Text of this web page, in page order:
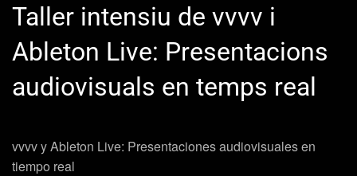
Taller intensiu de vvvv i
Ableton Live: Presentacions
audiovisuals en temps real
vvvv y Ableton Live: Presentaciones audiovisuales en
tiempo real